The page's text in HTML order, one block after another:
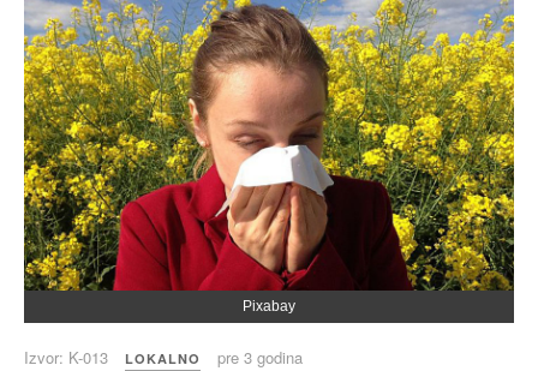
Pixabay
Izvor: K-013 LOKALNO pre 3 godina